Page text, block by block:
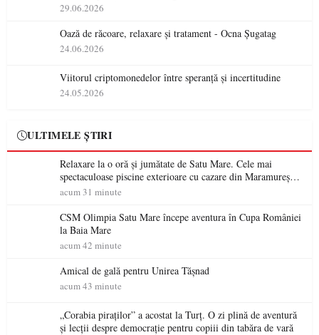
29.06.2026
Oază de răcoare, relaxare și tratament - Ocna Șugatag
24.06.2026
Viitorul criptomonedelor între speranță și incertitudine
24.05.2026
ULTIMELE ȘTIRI
Relaxare la o oră și jumătate de Satu Mare. Cele mai
spectaculoase piscine exterioare cu cazare din Maramureș,
ideale pentru o escapadă de vară
acum 31 minute
CSM Olimpia Satu Mare începe aventura în Cupa României
la Baia Mare
acum 42 minute
Amical de gală pentru Unirea Tășnad
acum 43 minute
„Corabia piraților” a acostat la Turț. O zi plină de aventură
și lecții despre democrație pentru copiii din tabăra de vară